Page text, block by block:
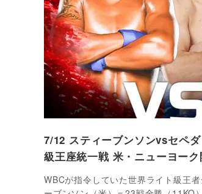
7/12 スティーブンソンvsセペ
級王座統一戦 米・ニューヨー
WBCが指令していた世界ライト級王